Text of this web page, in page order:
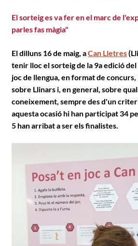
El sorteig es va fer en el marc de
parles fas màgia"
El dilluns 16 de maig, aCan Lletres
tenir lloc el sorteig de la 9a edició
joc de llengua, en format de
sobre Llinars i, en general, sobre
coneixement, sempre des d'un
aquesta ocasió hi han participat 34
5 han arribat a ser els finalistes.